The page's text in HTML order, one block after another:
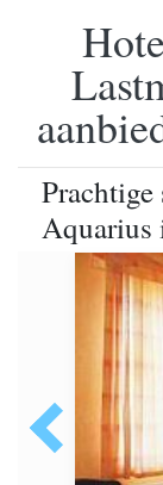
Aquarius